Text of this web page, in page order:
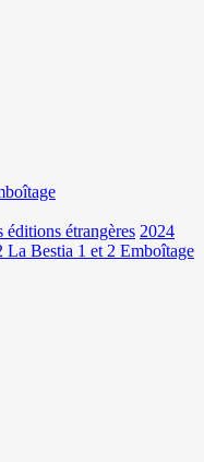
éditions étrangères 2024
La Bestia 1 et 2 Emboîtage